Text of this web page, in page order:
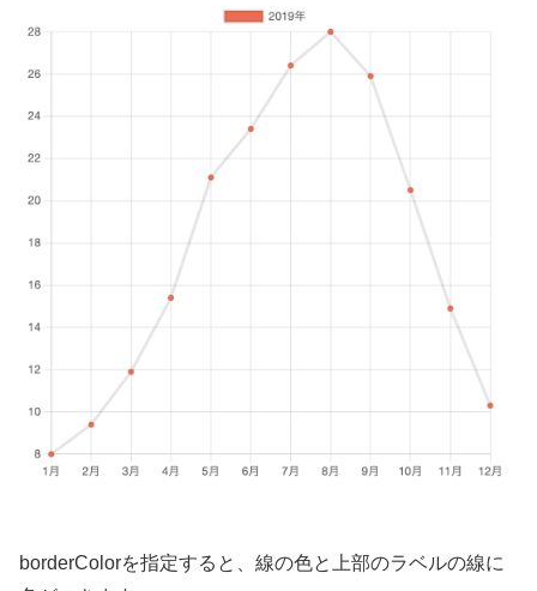
borderColorを指定すると、線の色と上部のラベルの線に